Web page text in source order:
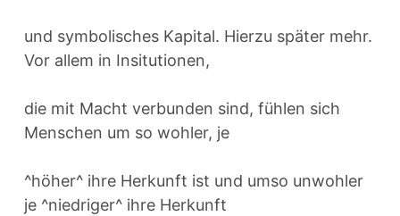
und symbolisches Kapital. Hierzu später mehr.
Vor allem in Insitutionen,
die mit Macht verbunden sind, fühlen sich
Menschen um so wohler, je
^höher^ ihre Herkunft ist und umso unwohler
je ^niedriger^ ihre Herkunft